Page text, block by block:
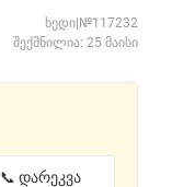
ხედი|№117232
შექმნილია: 25 მაისი
📞 დარეკვა